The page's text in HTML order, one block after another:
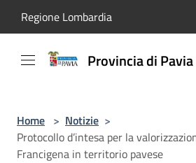
Regione Lombardia
Provincia di Pavia
Home > Notizie >
Protocollo d’intesa per la
Francigena in territorio pavese